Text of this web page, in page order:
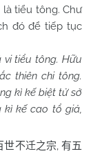
tiểu tông. Chư
đó để tiếp tục
vi tiểu tông. Hữu
thiên chi tông.
kì kế biệt tử sở
kì kế cao tổ giả,
世不迁之宗, 有五